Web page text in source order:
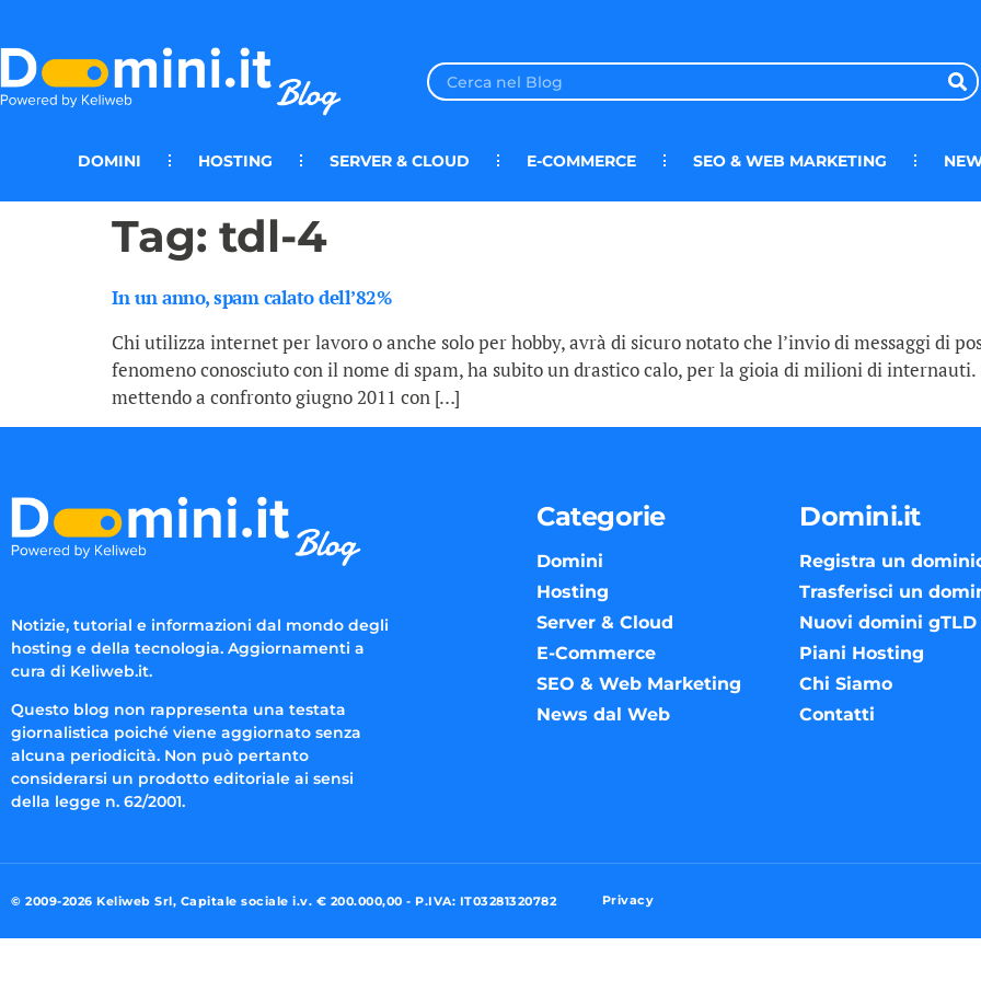
DOMINI HOSTING SERVER & CLOUD E-COMMERCE SEO & WEB MARKETING
Tag: tdl-4
In un anno, spam calato dell’82%
Chi utilizza internet per lavoro o anche solo per hobby, avrà di sicuro notato che l’invio di messaggi di
fenomeno conosciuto con il nome di spam, ha subito un drastico calo, per la gioia di milioni di
mettendo a confronto giugno 2011 con […]
Notizie, tutorial e informazioni dal mondo degli
hosting e della tecnologia. Aggiornamenti a
cura di Keliweb.it.
Questo blog non rappresenta una testata
giornalistica poiché viene aggiornato senza
alcuna periodicità. Non può pertanto
considerarsi un prodotto editoriale ai sensi
della legge n. 62/2001.
Categorie
Domini
Hosting
Server & Cloud
E-Commerce
SEO & Web Marketing
News dal Web
Domini.it
Registra un
Trasferisci un
Nuovi domini gTLD
Piani Hosting
Chi Siamo
Contatti
© 2009-2026 Keliweb Srl, Capitale sociale i.v. € 200.000,00 - P.IVA: IT03281320782 Privacy